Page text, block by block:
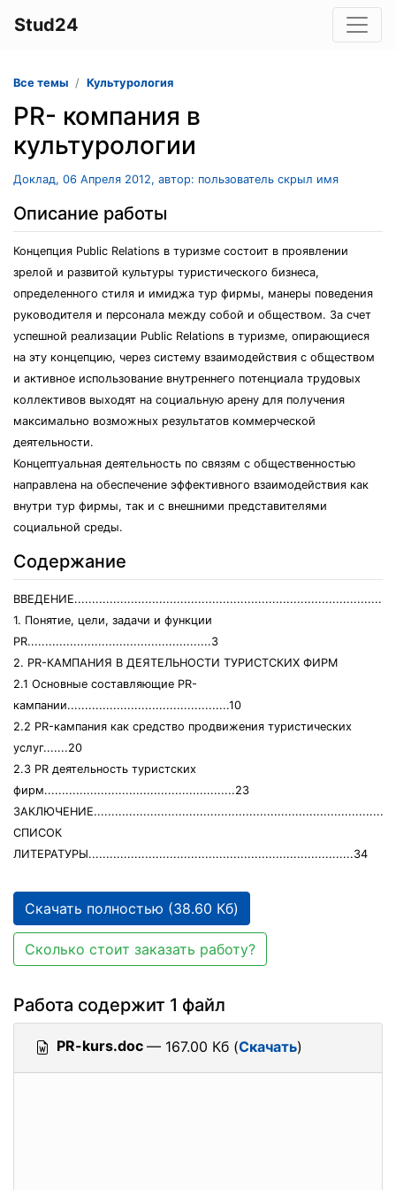
Stud24
Все темы Культурология
PR- компания в
культурологии
Доклад, 06 Апреля 2012, автор: пользователь скрыл имя
Описание работы
Концепция Public Relations в туризме состоит в проявлении
зрелой и развитой культуры туристического бизнеса,
определенного стиля и имиджа тур фирмы, манеры поведения
руководителя и персонала между собой и обществом. За счет
успешной реализации Public Relations в туризме, опирающиеся
на эту концепцию, через систему взаимодействия с обществом
и активное использование внутреннего потенциала трудовых
коллективов выходят на социальную арену для получения
максимально возможных результатов коммерческой
деятельности.
Концептуальная деятельность по связям с общественностью
направлена на обеспечение эффективного взаимодействия как
внутри тур фирмы, так и с внешними представителями
социальной среды.
Содержание
1. Понятие, цели, задачи и функции
PR....................................................3
2. PR-КАМПАНИЯ В ДЕЯТЕЛЬНОСТИ ТУРИСТСКИХ ФИРМ
2.1 Основные составляющие PR-
кампании..............................................10
2.2 PR-кампания как средство продвижения туристических
услуг.......20
2.3 PR деятельность туристских
фирм......................................................23
СПИСОК
ЛИТЕРАТУРЫ...........................................................................34
Скачать полностью (38.60 Кб)
Сколько стоит заказать работу?
Работа содержит 1 файл
PR-kurs.doc — 167.00 Кб (Скачать)